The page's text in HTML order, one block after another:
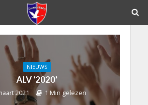
NIEUWS
ALV ‘2020’
2021 1 Min gelezen